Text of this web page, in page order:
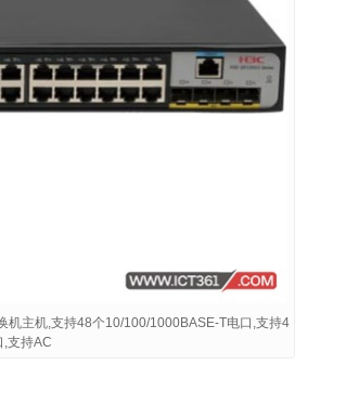
机主机,支持48个10/100/1000BASE-T电口,支持4
,支持AC